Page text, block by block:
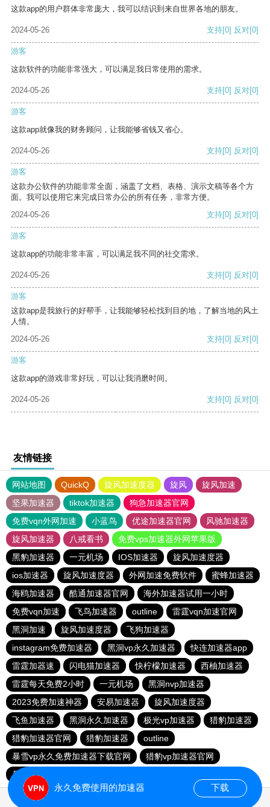
这款app的用户群体非常庞大，我可以结识到来自世界各地的朋友。
2024-05-26 支持[0] 反对[0]
游客
这款软件的功能非常强大，可以满足我日常使用的需求。
2024-05-26 支持[0] 反对[0]
游客
这款app就像我的财务顾问，让我能够省钱又省心。
2024-05-26 支持[0] 反对[0]
游客
这款办公软件的功能非常全面，涵盖了文档、表格、演示文稿等各个方
面。我可以使用它来完成日常办公的所有任务，非常方便。
2024-05-26
支持[0] 反对[0]
游客
这款app的功能非常丰富，可以满足我不同的社交需求。
2024-05-26 支持[0] 反对[0]
游客
这款app是我旅行的好帮手，让我能够轻松找到目的地，了解当地的风土
人情。
2024-05-26
支持[0] 反对[0]
游客
这款app的游戏非常好玩，可以让我消磨时间。
2024-05-26 支持[0] 反对[0]
友情链接
网站地图 QuickQ 旋风加速度器 旋风
旋风加速
坚果加速器
tiktok加速器
狗急加速器官网
免费vqn外网加速
小蓝鸟 优途加速器官网
风驰加速器
旋风加速器
八戒看书
免费vps加速器外网苹果版
黑豹加速器
一元机场 IOS加速器
旋风加速度器
ios加速器
旋风加速度器 外网加速免费软件
蜜蜂加速器
海鸥加速器
酷通加速器官网
海外加速器试用一小时
免费vqn加速
飞鸟加速器 outline
雷霆vqn加速官网
黑洞加速
旋风加速度器
飞狗加速器
instagram免费加速器
黑洞vp永久加速器
快连加速器app
雷霆加器速
闪电猫加速器 快柠檬加速器
西柚加速器
雷霆每天免费2小时
一元机场
黑洞nvp加速器
2023免费加速神器
安易加速器
旋风加速度器
飞鱼加速器
黑洞永久加速器 极光vp加速器
猎豹加速器
猎豹加速器官网
猎豹加速器
outline
暴雪vp永久免费加速器下载官网
猎豹vp加速器官网
暴雪vp永久免费加速器下载官网
永久免费使用的加速器 下载